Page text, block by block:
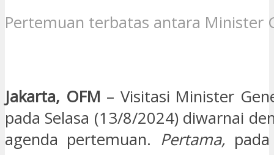
Pertemuan terbatas antara Minister
Jakarta, OFM – Visitasi Minister
pada Selasa (13/8/2024) diwarnai
agenda pertemuan. Pertama,